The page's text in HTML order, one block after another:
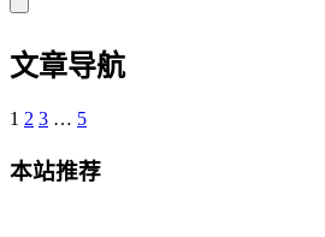
文章导航
1 2 3 … 5
本站推荐